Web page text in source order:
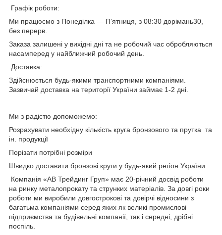
Графік роботи:
Ми працюємо з Понеділка — П'ятниця, з 08:30 дорімань30,
без перерв.
Заказа залишені у вихідні дні та не робочий час обробляються
насамперед у найближчий робочий день.
Доставка:
Здійснюється будь-якими транспортними компаніями.
Зазвичай доставка на території України займає 1-2 дні.
Ми з радістю допоможемо:
Розрахувати необхідну кількість круга бронзового та прутка та
ін. продукції
Порізати потрібні розміри
Швидко доставити бронзові круги у будь-який регіон України
Компанія «АВ Трейдинг Груп» має 20-річний досвід роботи
на ринку металопрокату та струнких матеріалів. За довгі роки
роботи ми виробили довгострокові та довірчі відносини з
багатьма компаніями серед яких як великі промислові
підприємства та будівельні компанії, так і середні, дрібні
поспіль.